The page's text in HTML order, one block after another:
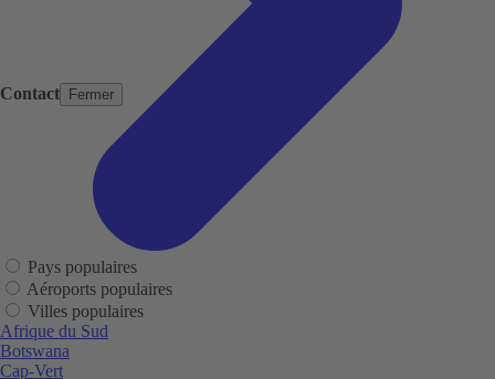
Contact Fermer
Pays populaires
Aéroports populaires
Villes populaires
Afrique du Sud
Botswana
Cap-Vert